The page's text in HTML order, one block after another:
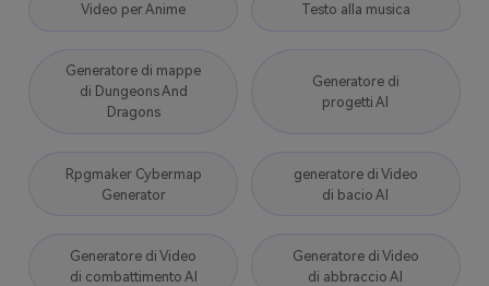
Video per Anime Testo alla musica
Generatore di mappe
di Dungeons And
Dragons
Generatore di
progetti AI
Rpgmaker Cybermap
Generator
generatore di Video
di bacio AI
Generatore di Video
di combattimento AI
Generatore di Video
di abbraccio AI